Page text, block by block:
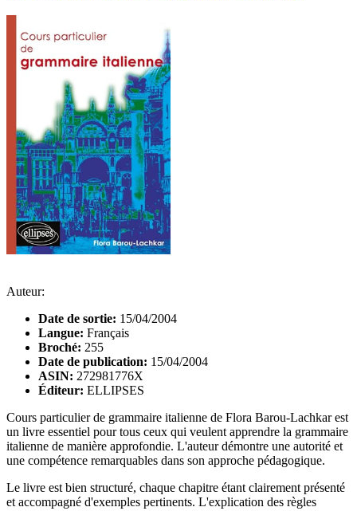
Auteur:
Date de sortie: 15/04/2004
Langue: Français
Broché: 255
Date de publication: 15/04/2004
ASIN: 272981776X
Éditeur: ELLIPSES
Cours particulier de grammaire italienne de Flora Barou-Lachkar est
un livre essentiel pour tous ceux qui veulent apprendre la grammaire
italienne de manière approfondie. L'auteur démontre une autorité et
une compétence remarquables dans son approche pédagogique.
Le livre est bien structuré, chaque chapitre étant clairement présenté
et accompagné d'exemples pertinents. L'explication des règles